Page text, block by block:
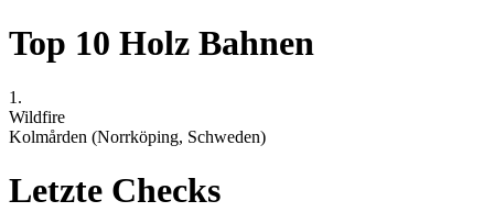
Top 10 Holz Bahnen
1.
Wildfire
Kolmården (Norrköping, Schweden)
Letzte Checks